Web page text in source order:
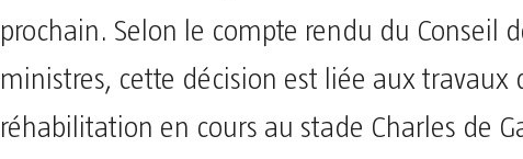
prochain. Selon le compte rendu du Conseil
ministres, cette décision est liée aux travaux
réhabilitation en cours au stade Charles de